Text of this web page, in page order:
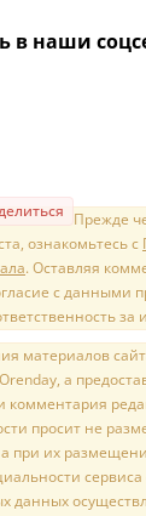
в наши
Прежде
ознакомьтесь с
. Оставляя
с данными
за
материалов
а
просит не
при их
сервиса
данных